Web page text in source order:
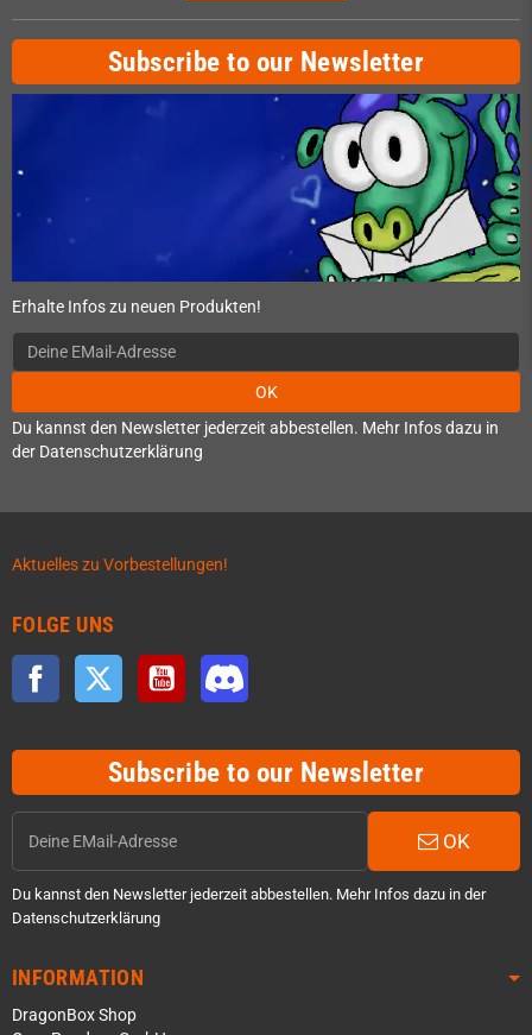
Subscribe to our Newsletter
Erhalte Infos zu neuen Produkten!
OK
Du kannst den Newsletter jederzeit abbestellen. Mehr Infos dazu in
der Datenschutzerklärung
Aktuelles zu Vorbestellungen!
FOLGE UNS
Facebook Twitter YouTube
Subscribe to our Newsletter
OK
Du kannst den Newsletter jederzeit abbestellen. Mehr Infos dazu in der
Datenschutzerklärung
INFORMATION
DragonBox Shop